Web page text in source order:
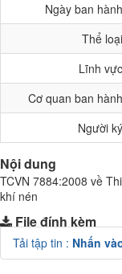
Ngày ban hành
Thể loại
Lĩnh vực
Cơ quan ban hành
Người ký
Nội dung
TCVN 7884:2008 về
khí nén
File đính kèm
Tải tập tin : Nhấn